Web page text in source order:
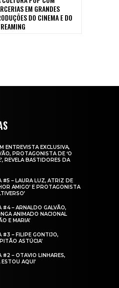
EM GRANDES
DO CINEMA E DO
ENTREVISTA EXCLUSIVA,
PROTAGONISTA DE ‘O
REVELA BASTIDORES DA
#5 – LAURA LUZ, ATRIZ DE
AMIGO’ E PROTAGONISTA
#4 – ARNALDO GALVÃO,
ANIMADO NACIONAL
E MARIA’
#3 – FILIPE GONTIJO,
ASTÚCIA’
#2 – OTAVIO LINHARES,
AQUI’